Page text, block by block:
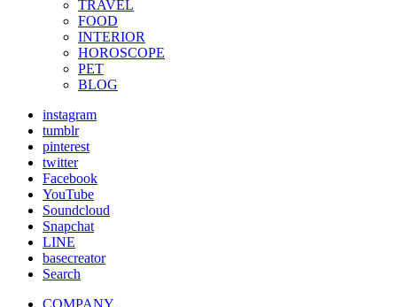
TRAVEL
FOOD
INTERIOR
HOROSCOPE
PET
BLOG
instagram
tumblr
pinterest
twitter
Facebook
YouTube
Soundcloud
Snapchat
LINE
basecreator
Search
COMPANY